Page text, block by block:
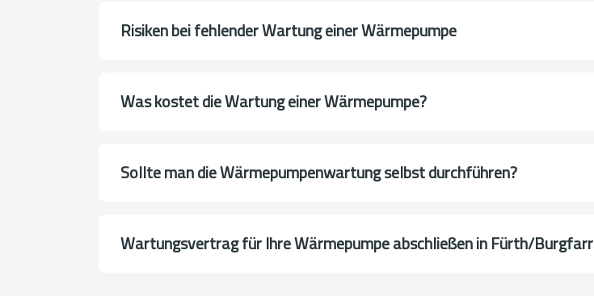
Risiken bei fehlender Wartung einer Wärmepumpe
Was kostet die Wartung einer Wärmepumpe?
Sollte man die Wärmepumpenwartung selbst durchführen?
Wartungsvertrag für Ihre Wärmepumpe abschließen in Fürth/